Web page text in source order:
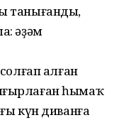
танығанды,
әҙәм
алған
һымаҡ
күн диванға